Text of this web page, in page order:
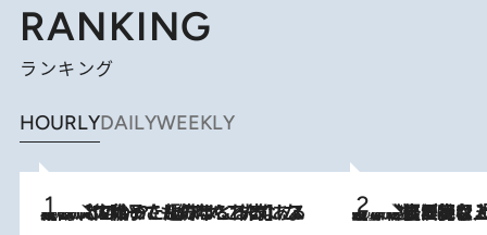
RANKING
ランキング
HOURLYDAILYWEEKLY
2026.8.5
【阿川佐和子さんの年とる力】なぜ70代で始めた趣味は“こんなに楽しい”のか？ ピアノ、俳句…スランプに陥っても続けられる“ある秘訣”とは 2026.8.5
【なぜ吉沢亮は「気配を消せる」のか？】興行収入208億の『国宝』を経て挑むミュージカル『ディア・エヴァン・ハンセン』。トップ俳優が舞台上でさらけ出した“孤独”とは